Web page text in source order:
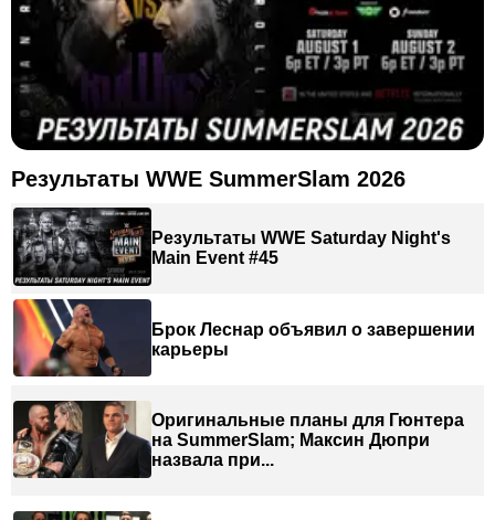
Результаты WWE SummerSlam 2026
Результаты WWE Saturday Night's
Main Event #45
Брок Леснар объявил о завершении
карьеры
Оригинальные планы для Гюнтера
на SummerSlam; Максин Дюпри
назвала при...